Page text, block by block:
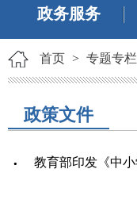
政务服务
首页 > 专题专栏
政策文件